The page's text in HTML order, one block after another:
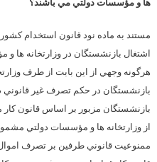
مستند به ماده نود قانون استخدام
اشتغال بازنشستگان در وزارتخانه
هرگونه وجهي از اين بابت از طرف
بازنشستگان در حكم تصرف غير قانوني
بازنشستگان مزبور بر اساس قانون كار
از وزارتخانه ها و مؤسسات دولتي
ممنوعيت قانوني طرفين بر تصرف اموال